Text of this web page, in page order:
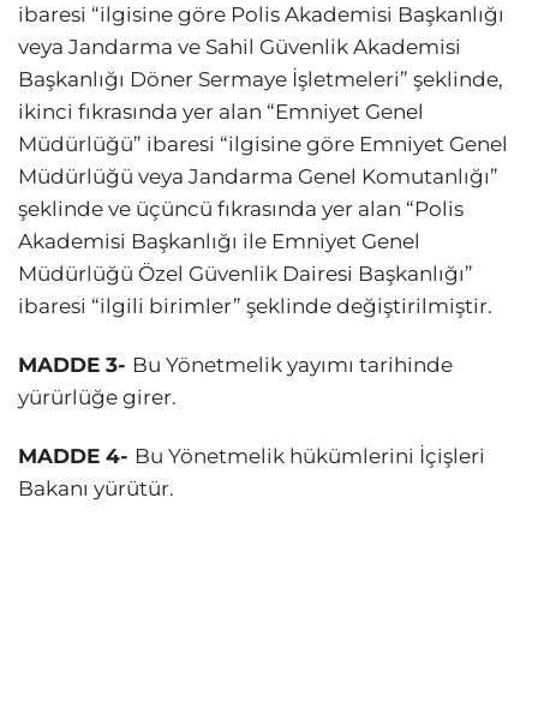
ibaresi “ilgisine göre Polis Akademisi Başkanlığı
veya Jandarma ve Sahil Güvenlik Akademisi
Başkanlığı Döner Sermaye İşletmeleri” şeklinde,
ikinci fıkrasında yer alan “Emniyet Genel
Müdürlüğü” ibaresi “ilgisine göre Emniyet Genel
Müdürlüğü veya Jandarma Genel Komutanlığı”
şeklinde ve üçüncü fıkrasında yer alan “Polis
Akademisi Başkanlığı ile Emniyet Genel
Müdürlüğü Özel Güvenlik Dairesi Başkanlığı”
ibaresi “ilgili birimler” şeklinde değiştirilmiştir.
MADDE 3- Bu Yönetmelik yayımı tarihinde
yürürlüğe girer.
MADDE 4- Bu Yönetmelik hükümlerini İçişleri
Bakanı yürütür.